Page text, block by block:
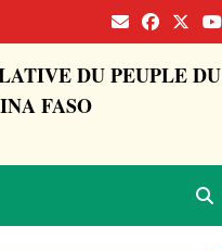
DU PEUPLE DU
FASO